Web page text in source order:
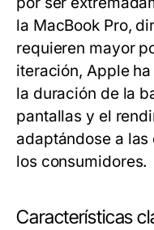
la MacBook Pro,
requieren mayor
iteración, Apple
la duración de la
pantallas y el
adaptándose a
los consumidores.
Características